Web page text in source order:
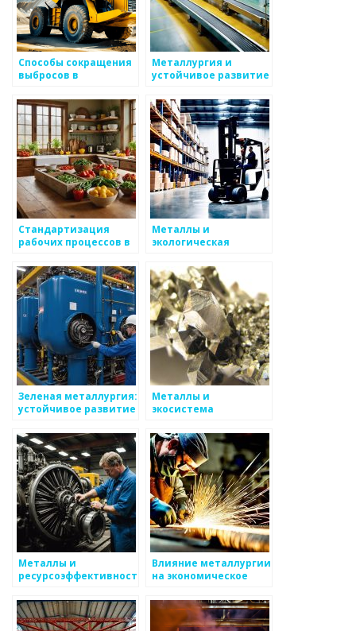
Способы сокращения
выбросов в
Металлургия и
устойчивое развитие
Стандартизация
рабочих процессов в
Металлы и
экологическая
Зеленая металлургия:
устойчивое развитие
Металлы и
экосистема
Металлы и
ресурсоэффективность
Влияние металлургии
на экономическое